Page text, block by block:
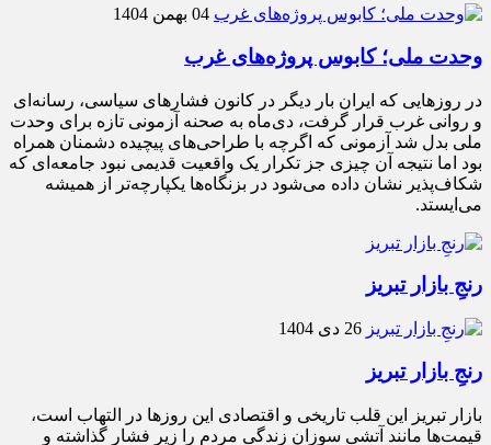
04 بهمن 1404
وحدت ملی؛ کابوس پروژه‌های غرب
در روزهایی که ایران بار دیگر در کانون فشارهای سیاسی، رسانه‌ای
و روانی غرب قرار گرفت، دی‌ماه به صحنه آزمونی تازه برای وحدت
ملی بدل شد آزمونی که اگرچه با طراحی‌های پیچیده دشمنان همراه
بود اما نتیجه آن چیزی جز تکرار یک واقعیت قدیمی نبود جامعه‌ای که
شکاف‌پذیر نشان داده می‌شود در بزنگاه‌ها یکپارچه‌تر از همیشه
می‌ایستد.
رنجِ بازار تبریز
26 دی 1404
رنجِ بازار تبریز
بازار تبریز این قلب تاریخی و اقتصادی این روزها در التهاب است،
قیمت‌ها مانند آتشی سوزان زندگی مردم را زیر فشار گذاشته و